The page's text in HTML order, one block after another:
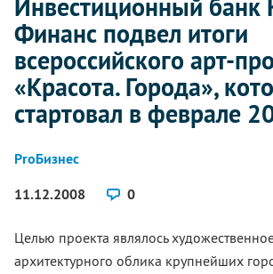
Инвестиционный банк
Финанс подвел итоги
всероссийского арт-
«Красота. Города»,
стартовал в феврале
ProБизнес
11.12.2008
0
Целью проекта являлось
архитектурного облика крупнейших